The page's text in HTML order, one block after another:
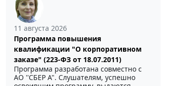
11 августа 2026
Программа повышения
квалификации "О корпоративном
заказе" (223-ФЗ от 18.07.2011)
Программа разработана совместно с
АО ''СБЕР А". Слушателям, успешно